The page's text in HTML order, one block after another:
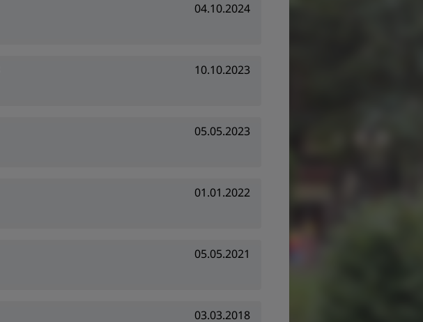
04.10.2024
10.10.2023
05.05.2023
01.01.2022
05.05.2021
03.03.2018